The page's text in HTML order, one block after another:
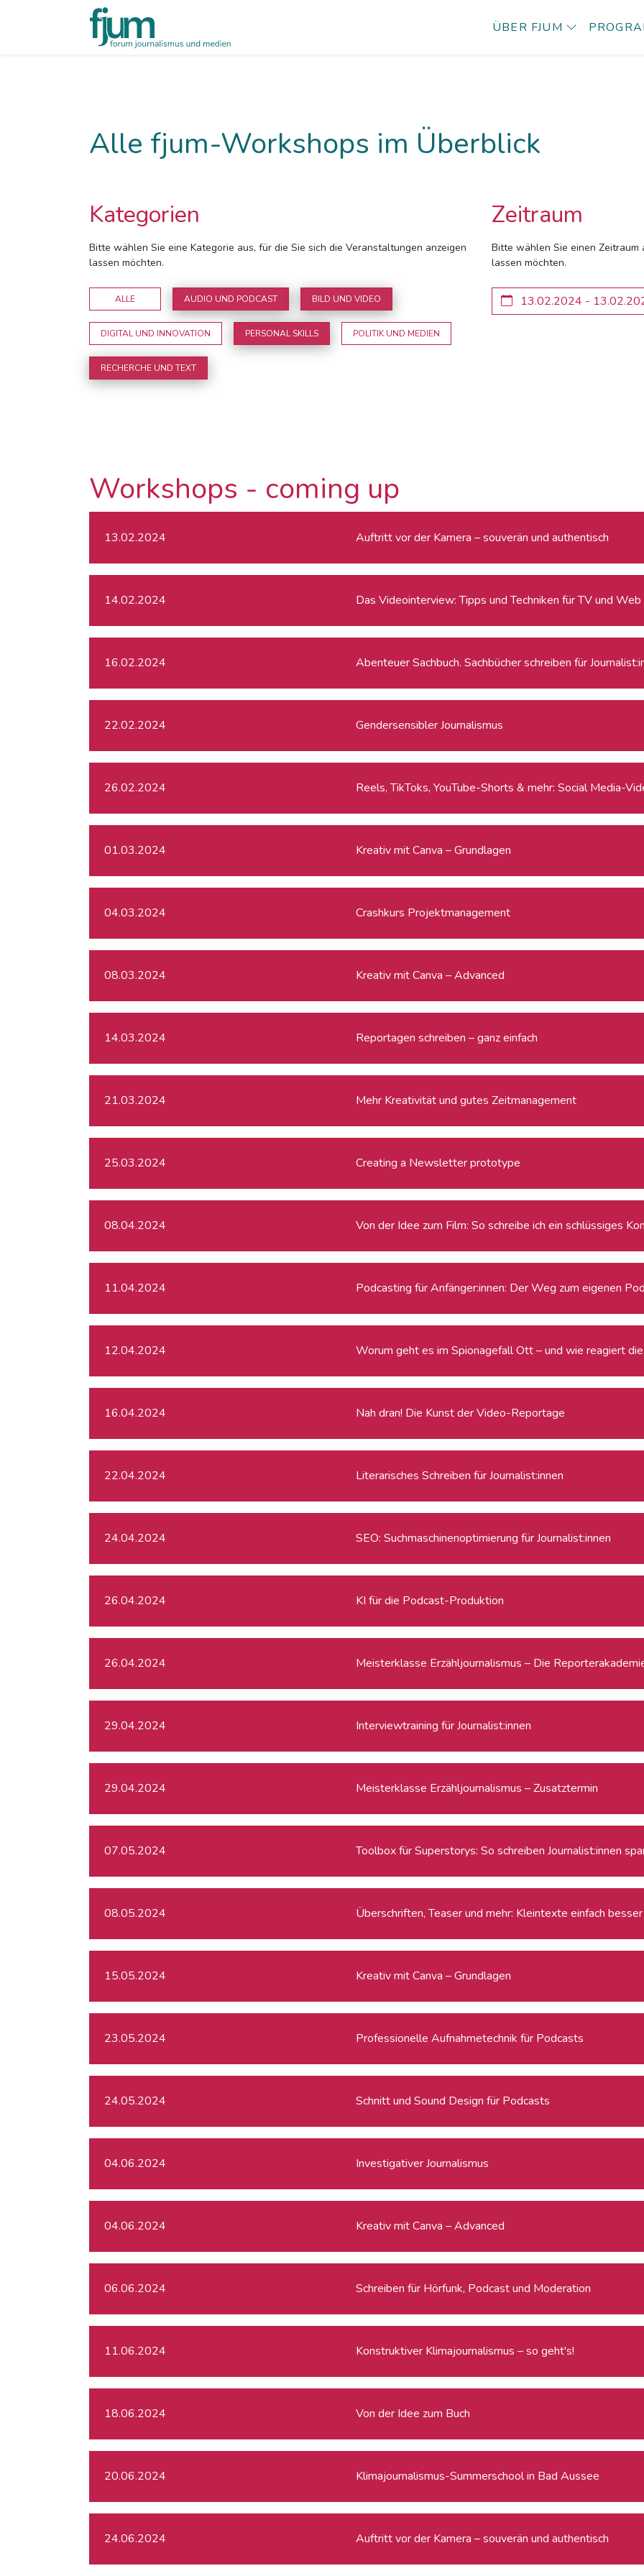
ÜBER FJUM
Alle fjum-Workshops im Überblick
Kategorien
Bitte wählen Sie eine Kategorie aus, für die Sie sich die Veranstaltungen anzeigen
lassen möchten.
ALLE AUDIO UND PODCAST BILD UND VIDEO
DIGITAL UND INNOVATION PERSONAL SKILLS POLITIK UND MEDIEN
RECHERCHE UND TEXT
Zeitraum
Bitte wählen Sie einen Zeitraum
lassen möchten.
Workshops - coming up
13.02.2024 Auftritt vor der Kamera – souverän und authentisch
14.02.2024 Das Videointerview: Tipps und Techniken für TV und Web
16.02.2024 Abenteuer Sachbuch. Sachbücher schreiben für
22.02.2024 Gendersensibler Journalismus
26.02.2024 Reels, TikToks, YouTube-Shorts & mehr: Social Media-
01.03.2024 Kreativ mit Canva – Grundlagen
04.03.2024 Crashkurs Projektmanagement
08.03.2024 Kreativ mit Canva – Advanced
14.03.2024 Reportagen schreiben – ganz einfach
21.03.2024 Mehr Kreativität und gutes Zeitmanagement
25.03.2024 Creating a Newsletter prototype
08.04.2024 Von der Idee zum Film: So schreibe ich ein schlüssiges
11.04.2024 Podcasting für Anfänger:innen: Der Weg zum eigenen
12.04.2024 Worum geht es im Spionagefall Ott – und wie reagiert
16.04.2024 Nah dran! Die Kunst der Video-Reportage
22.04.2024 Literarisches Schreiben für Journalist:innen
24.04.2024 SEO: Suchmaschinenoptimierung für Journalist:innen
26.04.2024 KI für die Podcast-Produktion
26.04.2024 Meisterklasse Erzähljournalismus – Die
29.04.2024 Interviewtraining für Journalist:innen
29.04.2024 Meisterklasse Erzähljournalismus – Zusatztermin
07.05.2024 Toolbox für Superstorys: So schreiben Journalist:innen
08.05.2024 Überschriften, Teaser und mehr: Kleintexte einfach besser
15.05.2024 Kreativ mit Canva – Grundlagen
23.05.2024 Professionelle Aufnahmetechnik für Podcasts
24.05.2024 Schnitt und Sound Design für Podcasts
04.06.2024 Investigativer Journalismus
04.06.2024 Kreativ mit Canva – Advanced
06.06.2024 Schreiben für Hörfunk, Podcast und Moderation
11.06.2024 Konstruktiver Klimajournalismus – so geht's!
18.06.2024 Von der Idee zum Buch
20.06.2024 Klimajournalismus-Summerschool in Bad Aussee
24.06.2024 Auftritt vor der Kamera – souverän und authentisch